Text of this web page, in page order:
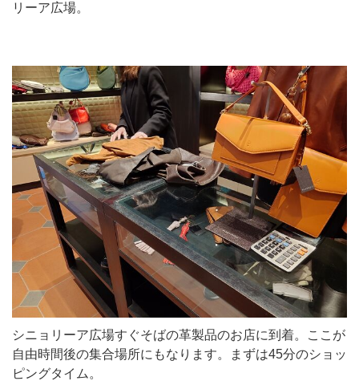
リーア広場。
シニョリーア広場すぐそばの革製品のお店に到着。ここが
自由時間後の集合場所にもなります。まずは45分のショッ
ピングタイム。